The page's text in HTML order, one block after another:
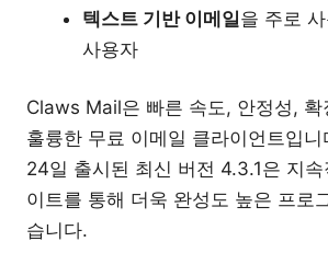
텍스트 기반 이메일을 주로
사용자
Claws Mail은 빠른 속도, 안정성, 확
훌륭한 무료 이메일 클라이언트입
24일 출시된 최신 버전 4.3.1은 지속
이트를 통해 더욱 완성도 높은 프로
습니다.